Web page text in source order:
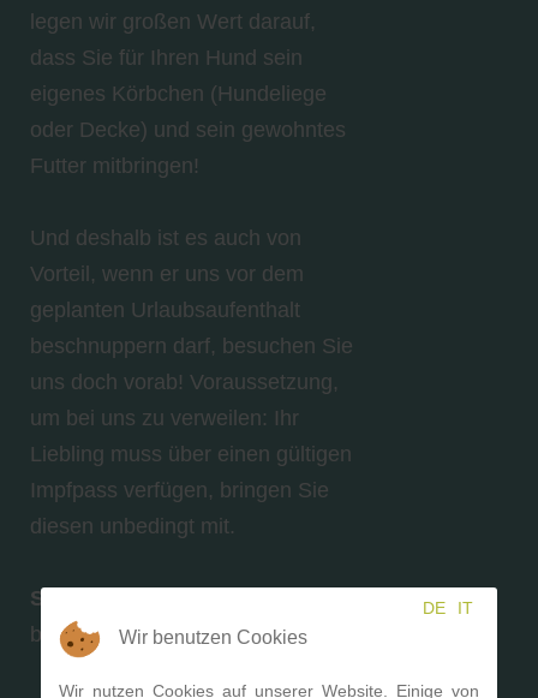
legen wir großen Wert darauf,
dass Sie für Ihren Hund sein
eigenes Körbchen (Hundeliege
oder Decke) und sein gewohntes
Futter mitbringen!
Und deshalb ist es auch von
Vorteil, wenn er uns vor dem
geplanten Urlaubsaufenthalt
beschnuppern darf, besuchen Sie
uns doch vorab! Voraussetzung,
um bei uns zu verweilen: Ihr
Liebling muss über einen gültigen
Impfpass verfügen, bringen Sie
diesen unbedingt mit.
So wird sich Ihr Hund
bei uns sicher wohlfühlen
Wir benutzen Cookies
DE IT
Wir nutzen Cookies auf unserer Website. Einige von